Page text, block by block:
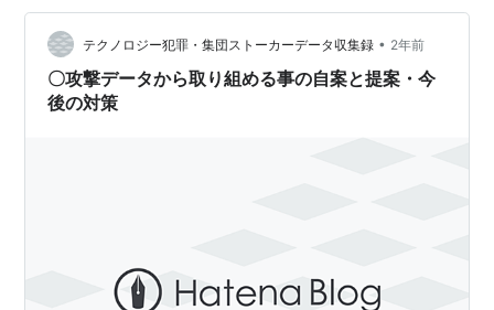
テクノロジー犯罪・集団ストーカーデータ収集録 • 2年前
〇攻撃データから取り組める事の自案と提案・今
後の対策